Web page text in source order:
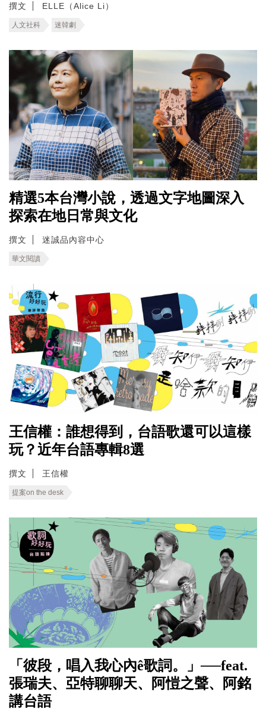
撰文 ELLE（Alice Li）
人文社科 迷韓劇
精選5本台灣小說，透過文字地圖深入
探索在地日常與文化
撰文 迷誠品內容中心
華文閱讀
王信權：誰想得到，台語歌還可以這樣
玩？近年台語專輯8選
撰文 王信權
提案on the desk
「彼段，唱入我心內ê歌詞。」──feat.
張瑞夫、亞特聊聊天、阿愷之聲、阿銘
講台語